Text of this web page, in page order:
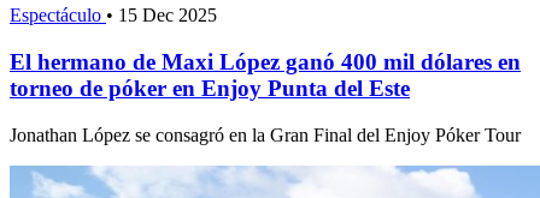
Espectáculo • 15 Dec 2025
El hermano de Maxi López ganó 400 mil dólares en
torneo de póker en Enjoy Punta del Este
Jonathan López se consagró en la Gran Final del Enjoy Póker Tour